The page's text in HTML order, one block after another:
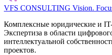
VFS CONSULTING Vision.
Комплексные юридические и IT-
Экспертиза в области
интеллектуальной
проектов.